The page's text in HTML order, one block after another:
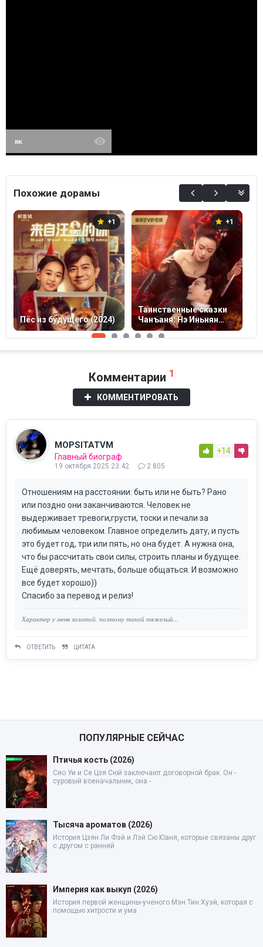
вк
Похожие дорамы
+1
Пёс из будущего (2024)
+1
Таинственные сказки
Чанъаня: Нэ Иньнян
(2024)
Комментарии 1
КОММЕНТИРОВАТЬ
MOPSITATVM
Главный биограф
19 октября 2025 23:42 2 805
+14
Отношениям на расстоянии: быть или не быть? Рано
или поздно они заканчиваются. Человек не
выдерживает тревоги,грусти, тоски и печали за
любимым человеком. Главное определить дату, и пусть
это будет год, три или пять, но она будет. А нужна она,
что бы рассчитать свои силы, строить планы и будущее.
Ещё доверять, мечтать, больше общаться. И возможно
все будет хорошо))
Спасибо за перевод и релиз!
Характер у меня золотой, поэтому такой тяжелый...
ОТВЕТИТЬ ЦИТАТА
ПОПУЛЯРНЫЕ СЕЙЧАС
Птичья кость (2026)
Сяо Уи и Се Цзя Сюй заключают договорной брак. Он -
суровый военачальник, она -
Тысяча ароматов (2026)
История Цзян Ли Фэй и Лэй Сю Юаня, которые связаны друг
с другом с ранней
Империя как выкуп (2026)
История первой женщины-ученого Мэн Тин Хуэй, которая с
помощью хитрости и ума